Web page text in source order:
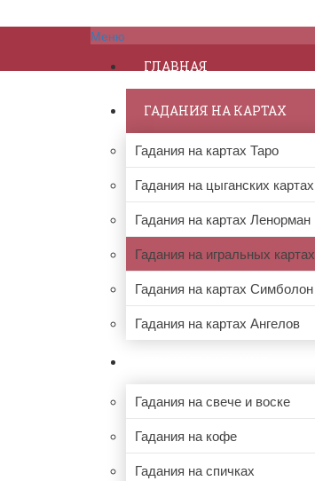
Меню
ГЛАВНАЯ
ГАДАНИЯ НА КАРТАХ
Гадания на картах Таро
Гадания на цыганских картах
Гадания на картах Ленорман
Гадания на игральных картах
Гадания на картах Симболон
Гадания на картах Ангелов
Гадания на свече и воске
Гадания на кофе
Гадания на спичках